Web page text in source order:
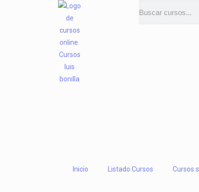
Inicio Listado Cursos Cursos